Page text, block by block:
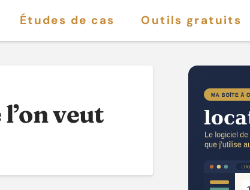
Études de cas Outils gratuits
veut